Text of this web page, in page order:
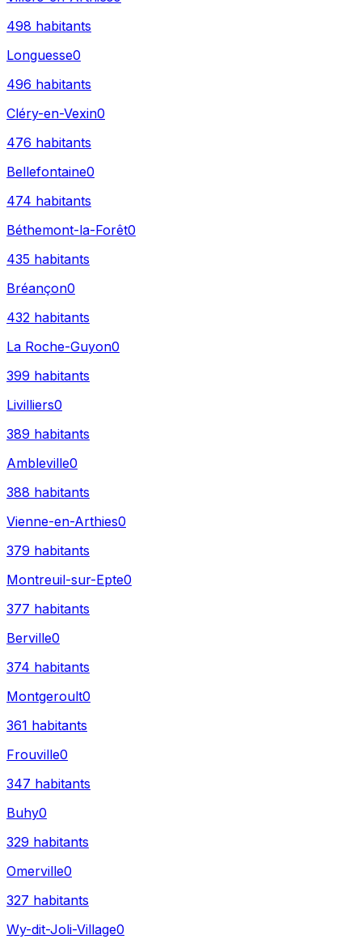
498 habitants
Longuesse0
496 habitants
Cléry-en-Vexin0
476 habitants
Bellefontaine0
474 habitants
Béthemont-la-Forêt0
435 habitants
Bréançon0
432 habitants
La Roche-Guyon0
399 habitants
Livilliers0
389 habitants
Ambleville0
388 habitants
Vienne-en-Arthies0
379 habitants
Montreuil-sur-Epte0
377 habitants
Berville0
374 habitants
Montgeroult0
361 habitants
Frouville0
347 habitants
Buhy0
329 habitants
Omerville0
327 habitants
Wy-dit-Joli-Village0